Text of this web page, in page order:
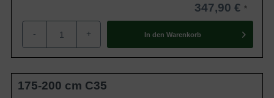
347,90 €
- + In den Warenkorb
175-200 cm C35